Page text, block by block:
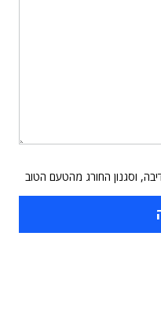
וסגנון החורג מהטעם הטוב